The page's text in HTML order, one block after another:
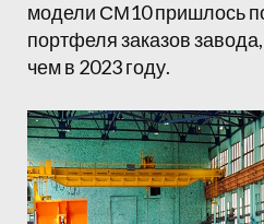
модели СМ10 пришлось
портфеля заказов
чем в 2023 году.